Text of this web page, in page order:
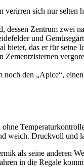
sich nur selten
Zentrum zwei
und
das er für seine
den „Apice“,
weich. Druckvoll und
als seine anderen
in die Regale